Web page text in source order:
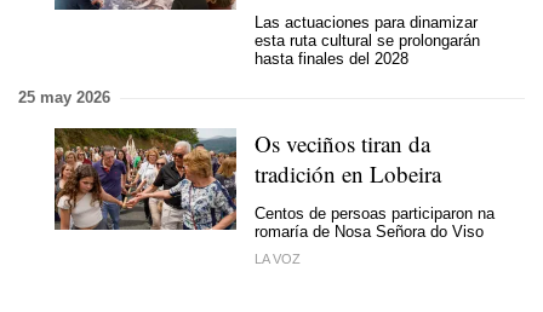
Las actuaciones para dinamizar
esta ruta cultural se prolongarán
hasta finales del 2028
25 may 2026
Os veciños tiran da
tradición en Lobeira
Centos de persoas participaron na
romaría de Nosa Señora do Viso
LA VOZ